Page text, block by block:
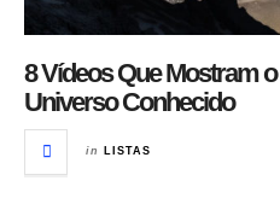
8 Vídeos Que Mostram
Universo Conhecido
in LISTAS